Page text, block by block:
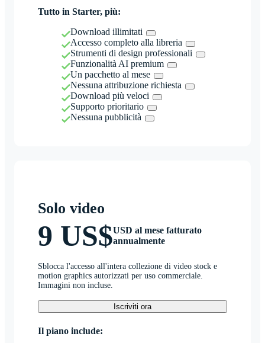
Tutto in Starter, più:
Download illimitati
Accesso completo alla libreria
Strumenti di design professionali
Funzionalità AI premium
Un pacchetto al mese
Nessuna attribuzione richiesta
Download più veloci
Supporto prioritario
Nessuna pubblicità
Solo video
9 US$USD al mese fatturato
annualmente
Sblocca l'accesso all'intera collezione di video stock e
motion graphics autorizzati per uso commerciale.
Immagini non incluse.
Iscriviti ora
Il piano include: